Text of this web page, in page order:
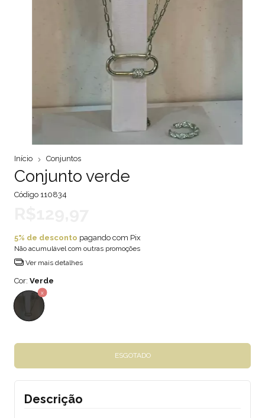
Início Conjuntos
Conjunto verde
Código 110834
5% de desconto pagando com Pix
Não acumulável com outras promoções
Ver mais detalhes
Cor: Verde
Descrição